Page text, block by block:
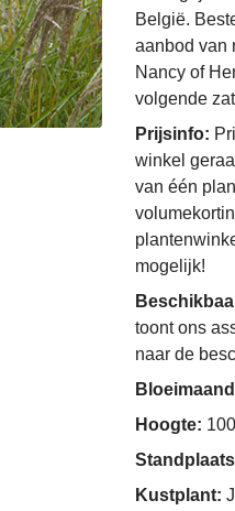
België.
aanbod van
Nancy of
volgende
Prijsinfo:
winkel
van één
mogelijk!
toont ons
naar de
Hoogte:
Kustplant: